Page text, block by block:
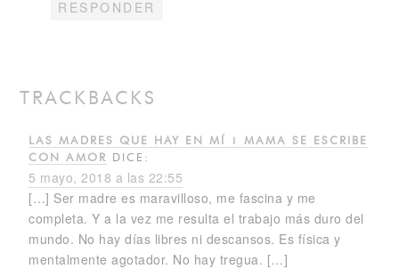
RESPONDER
TRACKBACKS
LAS MADRES QUE HAY EN MÍ | MAMA SE ESCRIBE
CON AMOR
DICE:
5 mayo, 2018 a las 22:55
[…] Ser madre es maravilloso, me fascina y me
completa. Y a la vez me resulta el trabajo más duro del
mundo. No hay días libres ni descansos. Es física y
mentalmente agotador. No hay tregua. […]